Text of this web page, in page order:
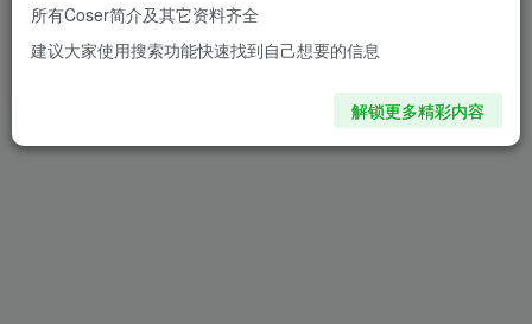
夜雨燃星！浅葱日茉莉化身伊
芙琳，于池袋街头演绎赛博风
所有Coser简介及其它资料齐全
建议大家使用搜索功能快速找到自己想要的信息
解锁更多精彩内容